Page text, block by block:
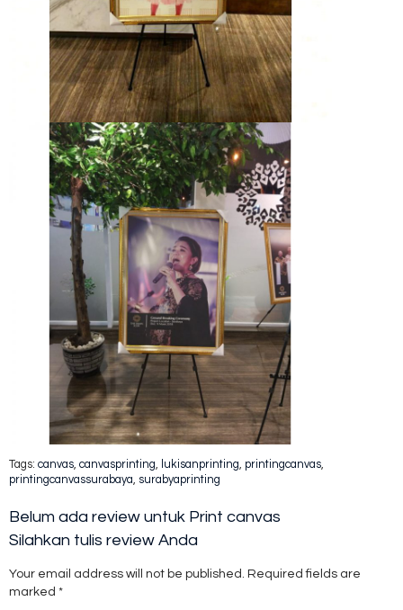
Tags: canvas, canvasprinting, lukisanprinting, printingcanvas,
printingcanvassurabaya, surabyaprinting
Belum ada review untuk Print canvas
Silahkan tulis review Anda
Your email address will not be published. Required fields are
marked *